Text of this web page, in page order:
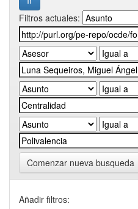
Filtros actuales:
Comenzar nueva busqueda
Añadir filtros: